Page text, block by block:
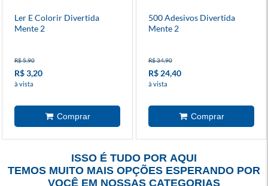
Ler E Colorir Divertida
Mente 2
R$ 5,90
R$ 3,20
à vista
500 Adesivos Divertida
Mente 2
R$ 34,90
R$ 24,40
à vista
ISSO É TUDO POR AQUI
TEMOS MUITO MAIS OPÇÕES ESPERANDO POR
VOCÊ EM NOSSAS CATEGORIAS